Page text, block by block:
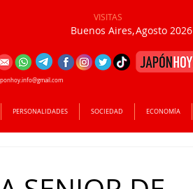
VISITAS
Buenos Aires,Agosto 2026
PERSONALIDADES SOCIEDAD ECONOMÍA